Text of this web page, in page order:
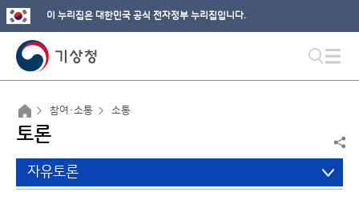
이 누리집은 대한민국 공식 전자정부 누리집입니다.
참여·소통 소통
토론
자유토론